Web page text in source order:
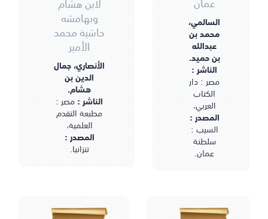
وبهامشه
حاشية محمد
الأمير
الأنصاري، جمال
الدين بن
هشام.
الناشر :مصر :
مطبعة التقدم
العلمية،
المصدر :
تنزانيا.
السالمي،
محمد بن
عبدالله
بن حميد.
الناشر :
مصر : دار
الكتاب
العربي،
المصدر :
السيب :
سلطنة
عمان.